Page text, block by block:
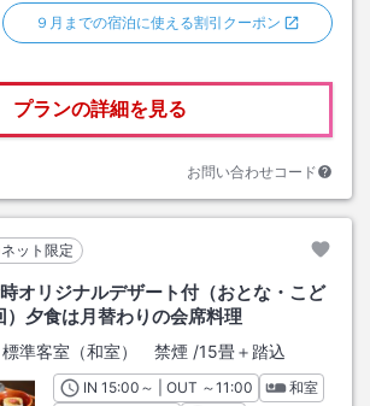
９月までの宿泊に使える割引クーポン
プランの詳細を見る
お問い合わせコード
ネット限定
オリジナルデザート付（おとな・こど
）夕食は月替わりの会席料理
準客室（和室） 禁煙 /15畳＋踏込
INチェックイン
15:00 ～ | OUT チェックアウト
～11:00
和室